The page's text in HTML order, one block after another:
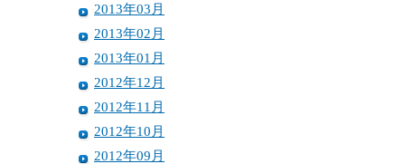
2013年03月
2013年02月
2013年01月
2012年12月
2012年11月
2012年10月
2012年09月